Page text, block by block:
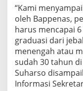
“Kami
oleh Bappenas,
harus mencapai
graduasi dari
menengah atau
sudah 30 tahun
Suharso
Informasi